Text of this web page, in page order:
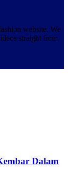
website. We
straight from
Dalam